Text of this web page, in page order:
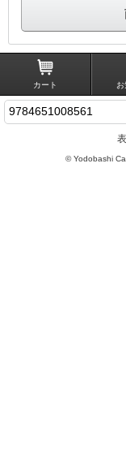
カート お
© Yodobashi